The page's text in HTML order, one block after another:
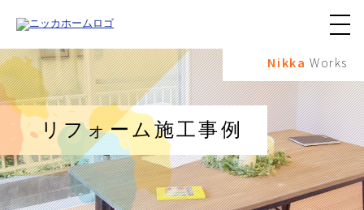
メ
ュ
ボ
タ
ン
Nikka Works
リフォーム施工事例